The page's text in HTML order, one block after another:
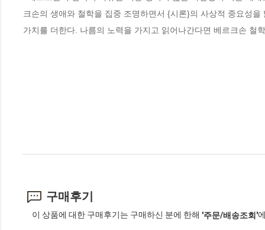
크손의 생애와 철학을 집중 조명하면서 {시론}의 사상적 중요성
가치를 더한다. 나름의 노력을 가지고 읽어나간다면 베르크손 철
구매후기
이 상품에 대한 구매후기는 구매하신 분에 한해 '주문/배송조회'